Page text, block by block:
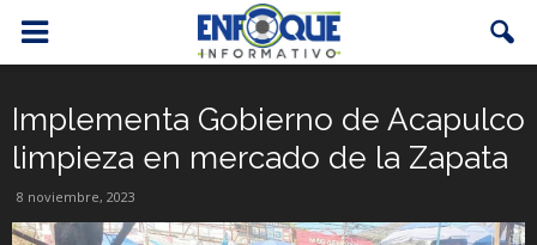
Implementa Gobierno de Acapulco
limpieza en mercado de la Zapata
8 noviembre, 2023